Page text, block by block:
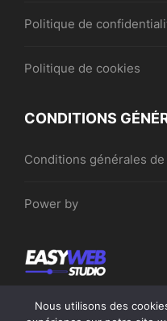
Politique de
Politique de cookies
CONDITIONS
Conditions générales
Power by
Nous utilisons des